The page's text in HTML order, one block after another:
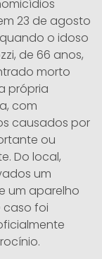
23 de agosto
o idoso
de 66 anos,
morto
própria
com
causados por
ou
Do local,
um
um aparelho
caso foi